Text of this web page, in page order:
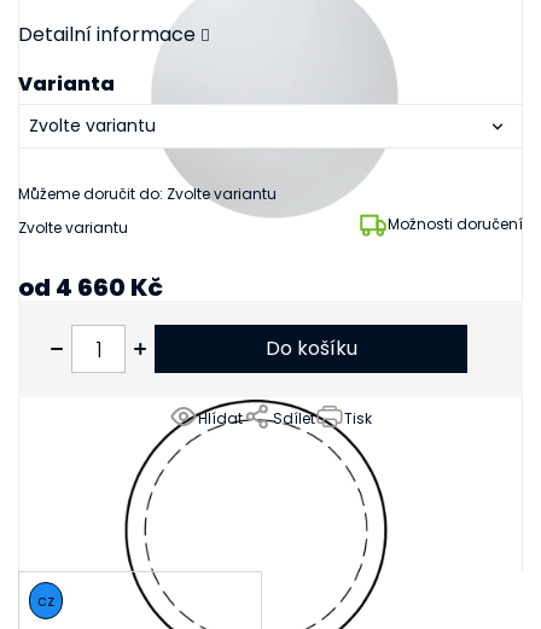
Zvolte variantu Možnosti doručení
Varianta
Můžeme doručit do: Zvolte variantu
Detailní informace
Tisk
Hlídat Sdílet
od 4 660 Kč
Do košíku
Související produkty
cz